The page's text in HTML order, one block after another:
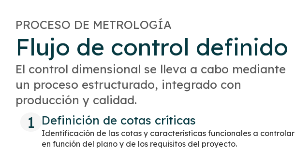
PROCESO DE METROLOGÍA
Flujo de control definido
El control dimensional se lleva a cabo mediante
un proceso estructurado, integrado con
producción y calidad.
1 Definición de cotas críticas
Identificación de las cotas y características funcionales a controlar
en función del plano y de los requisitos del proyecto.